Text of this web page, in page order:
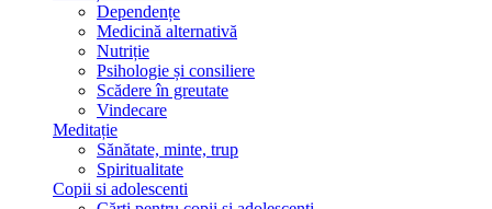
Dependențe
Medicină alternativă
Nutriție
Psihologie și consiliere
Scădere în greutate
Vindecare
Meditație
Sănătate, minte, trup
Spiritualitate
Copii si adolescenti